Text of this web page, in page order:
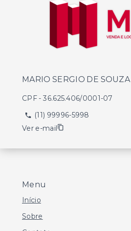
Menu
Início
Sobre
MARIO SERGIO DE SOUZA
CPF-36.625.406/0001-07
(11) 99996-5998
Ver e-mail